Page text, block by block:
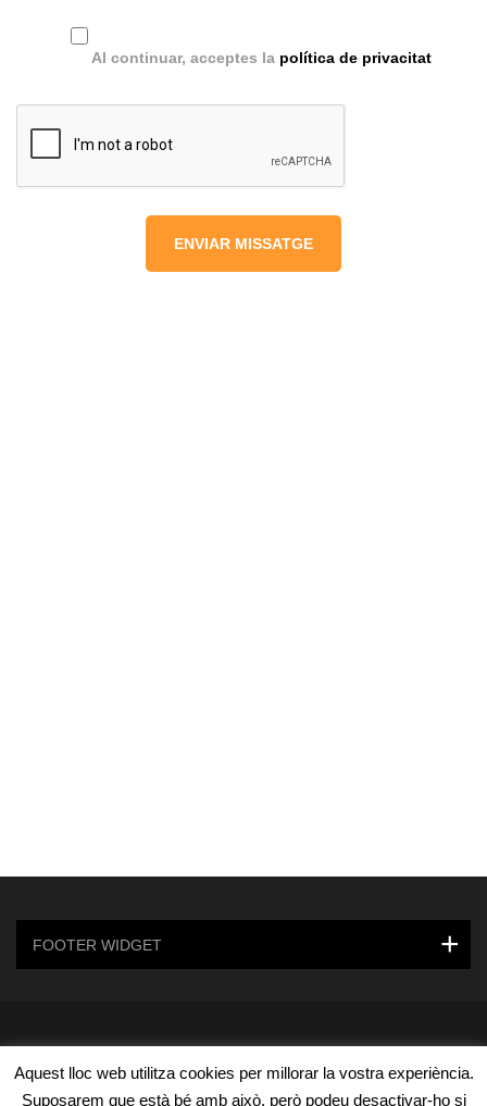
Al continuar, acceptes la política de privacitat
FOOTER WIDGET
© 2020 autoescolagarraf.cat | Diseño web en Sitges
Aquest lloc web utilitza cookies per millorar la vostra experiència.
Suposarem que està bé amb això, però podeu desactivar-ho si